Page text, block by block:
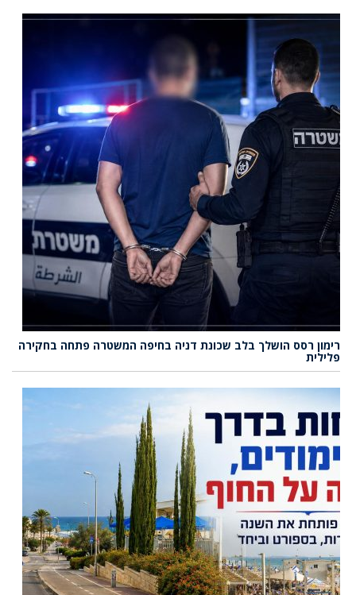
רימון רסס הושלך בלב שכונת דניה בחיפה המשטרה פתחה בחקירה
פלילית